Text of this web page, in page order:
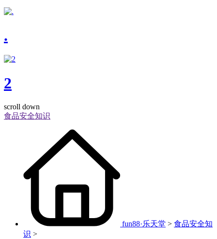
.
2
scroll down
食品安全知识
fun88·乐天堂 > 食品安全知
识 >